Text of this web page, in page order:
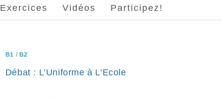
Exercices Vidéos Participez!
B1 / B2
Débat : L’Uniforme à L’Ecole